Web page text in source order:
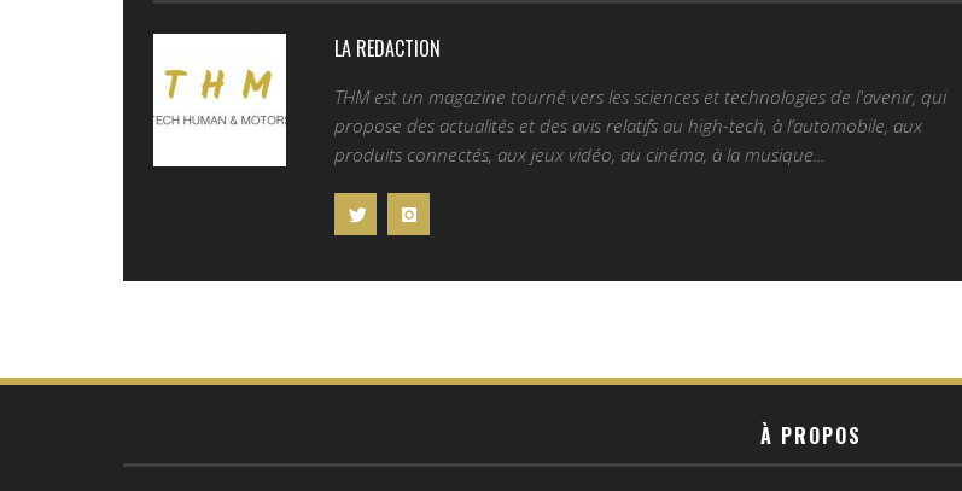
LA REDACTION
THM est un magazine tourné vers les sciences et technologies de l'avenir, qui
propose des actualités et des avis relatifs au high-tech, à l’automobile, aux
produits connectés, aux jeux vidéo, au cinéma, à la musique...
À PROPOS